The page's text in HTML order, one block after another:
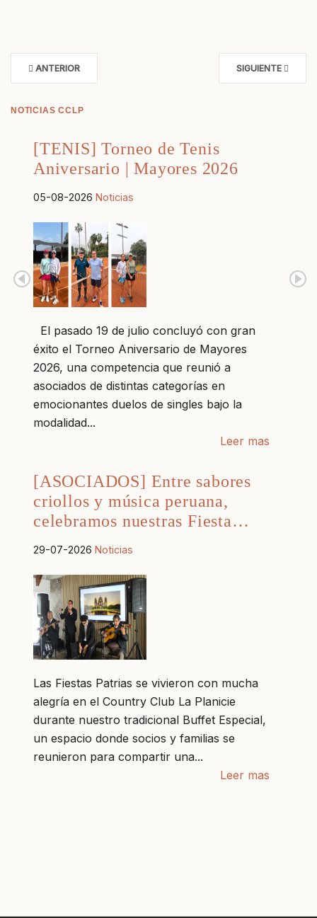
ANTERIOR SIGUIENTE
NOTICIAS CCLP
[TENIS] Torneo de Tenis
Aniversario | Mayores 2026
05-08-2026 Noticias
El pasado 19 de julio concluyó con gran
éxito el Torneo Aniversario de Mayores
2026, una competencia que reunió a
asociados de distintas categorías en
emocionantes duelos de singles bajo la
modalidad...
Leer mas
[ASOCIADOS] Entre sabores
criollos y música peruana,
celebramos nuestras Fiesta…
29-07-2026 Noticias
Las Fiestas Patrias se vivieron con mucha
alegría en el Country Club La Planicie
durante nuestro tradicional Buffet Especial,
un espacio donde socios y familias se
reunieron para compartir una...
Leer mas